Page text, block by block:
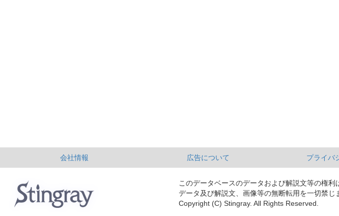
会社情報 広告について プライバ
このデータベースのデータおよび解説文等の権利
データ及び解説文、画像等の無断転用を一切禁じ
Copyright (C) Stingray. All Rights Reserved.